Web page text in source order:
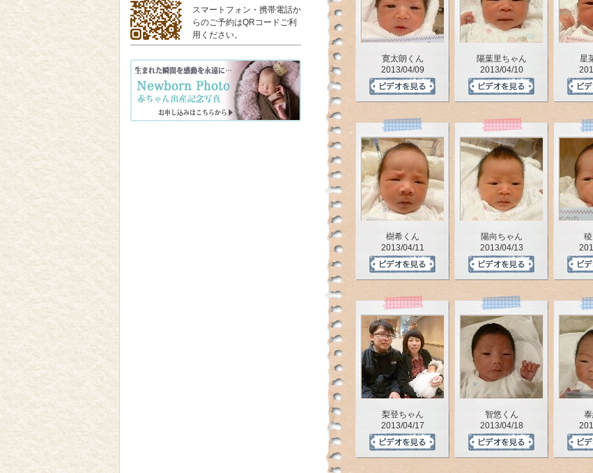
スマートフォン・携帯電話か
らのご予約はQRコードご利
用ください。
な
か
の
い
う
ペ
ー
ジ
で
寛太朗くん
2013/04/09
陽葉里ちゃん
2013/04/10
星
樹希くん
2013/04/11
陽向ちゃん
2013/04/13
梨登ちゃん
2013/04/17
智悠くん
2013/04/18